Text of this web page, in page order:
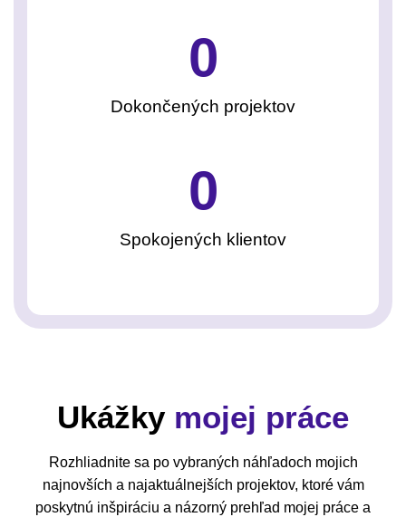
Dokončených projektov
0
Spokojených klientov
0
Ukážkymojej práce
Rozhliadnite sa po vybraných náhľadoch mojich
najnovších a najaktuálnejších projektov, ktoré vám
poskytnú inšpiráciu a názorný prehľad mojej práce a